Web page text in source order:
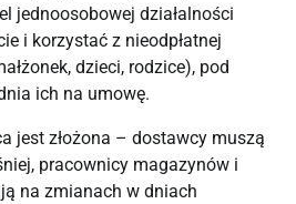
jednoosobowej działalności
i korzystać z nieodpłatnej
dzieci, rodzice), pod
ich na umowę.
jest złożona – dostawcy muszą
pracownicy magazynów i
na zmianach w dniach